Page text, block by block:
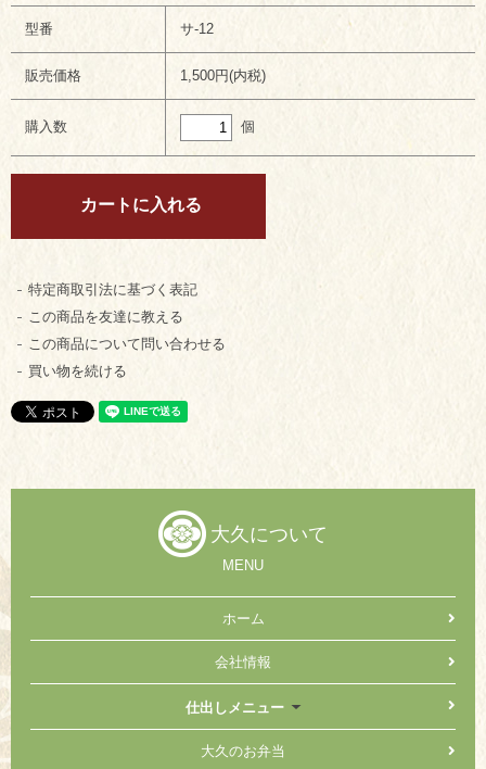
型番 サ-12
販売価格 1,500円(内税)
購入数 個
特定商取引法に基づく表記
この商品を友達に教える
この商品について問い合わせる
買い物を続ける
大久について
MENU
ホーム
会社情報
仕出しメニュー
大久のお弁当